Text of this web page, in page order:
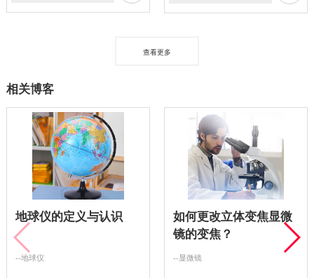
查看更多
相关博客
地球仪的定义与认识
--地球仪
如何更改立体变焦显微
镜的变焦？
--显微镜